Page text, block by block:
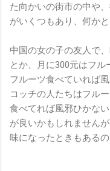
た向かいの街市の中や
がいくつもあり、何か
中国の女の子の友人で
とか、月に300元はフル
フルーツ食べていれば
コッチの人たちはフル
食べてれば風邪ひかな
が良いかもしれません
味になったときもあるの